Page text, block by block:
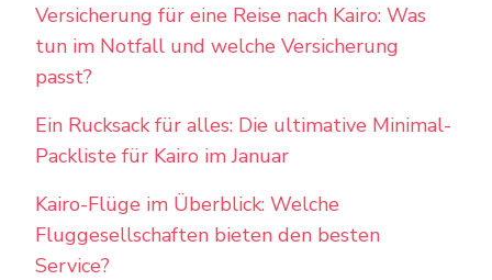
Versicherung für eine Reise nach Kairo: Was
tun im Notfall und welche Versicherung
passt?
Ein Rucksack für alles: Die ultimative Minimal-
Packliste für Kairo im Januar
Kairo-Flüge im Überblick: Welche
Fluggesellschaften bieten den besten
Service?